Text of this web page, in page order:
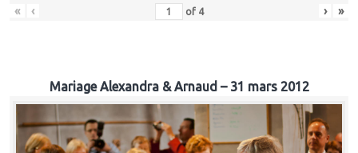
« ‹ of 4 › »
Mariage Alexandra & Arnaud – 31 mars 2012